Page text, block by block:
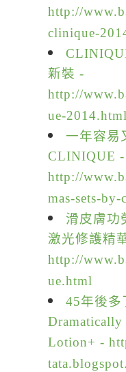
http://
clinique-
新裝 -
http://
ue-2014.html
一年容易
CLINIQUE -
http://
mas-sets-
滑皮膚功
激光修護精
http://
ue.html
45年後多
Lotion+ -